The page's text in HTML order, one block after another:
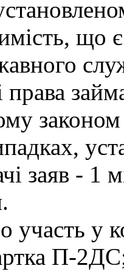
що
права
заяв - 1
участь у
П-